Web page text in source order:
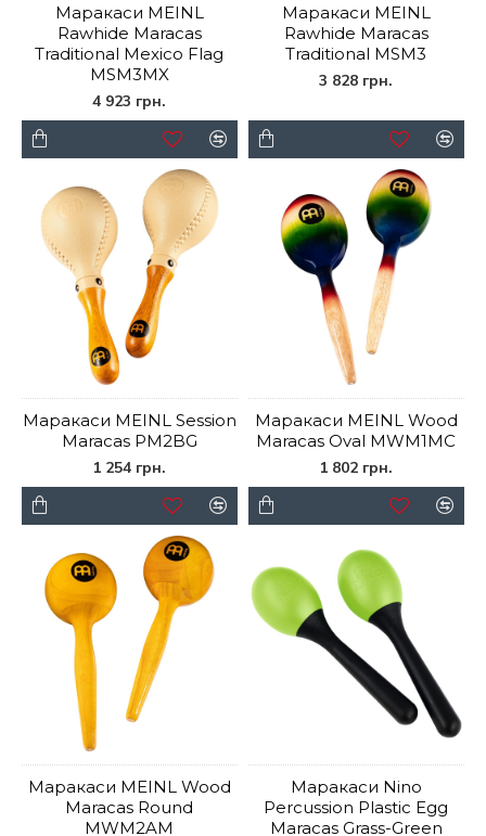
Маракаси MEINL
Rawhide Maracas
Traditional Mexico Flag
MSM3MX
4 923 грн.
Маракаси MEINL
Rawhide Maracas
Traditional MSM3
3 828 грн.
Маракаси MEINL Session
Maracas PM2BG
1 254 грн.
Маракаси MEINL Wood
Maracas Oval MWM1MC
1 802 грн.
Маракаси MEINL Wood
Maracas Round
MWM2AM
Маракаси Nino
Percussion Plastic Egg
Maracas Grass-Green